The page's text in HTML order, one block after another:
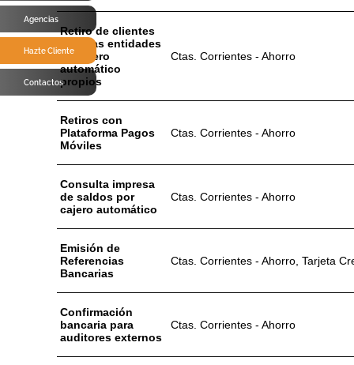
Agencias
Hazte Cliente
Contactos
Retiro de clientes
de otras entidades
en cajero
automático
propios
Ctas. Corrientes - Ahorro
Retiros con
Plataforma Pagos
Móviles
Ctas. Corrientes - Ahorro
Consulta impresa
de saldos por
cajero automático
Ctas. Corrientes - Ahorro
Emisión de
Referencias
Bancarias
Ctas. Corrientes - Ahorro, Tarjeta
Confirmación
bancaria para
auditores externos
Ctas. Corrientes - Ahorro